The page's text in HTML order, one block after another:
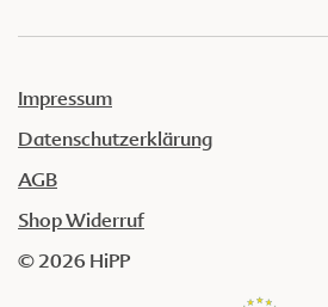
Impressum
Datenschutzerklärung
AGB
Shop Widerruf
© 2026 HiPP